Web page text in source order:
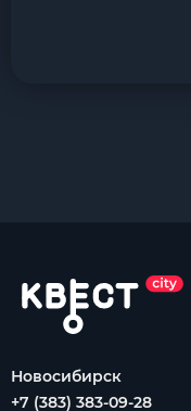
Новосибирск
+7 (383) 383-09-28